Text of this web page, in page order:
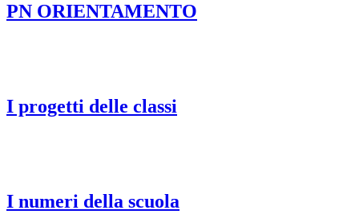
PN ORIENTAMENTO
I progetti delle classi
I numeri della scuola